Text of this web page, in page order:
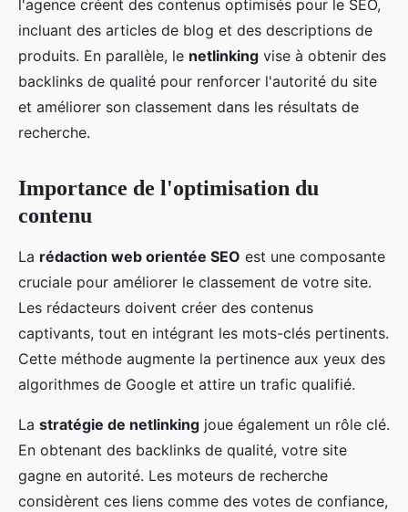
l'agence créent des contenus optimisés pour le SEO,
incluant des articles de blog et des descriptions de
produits. En parallèle, le netlinking vise à obtenir des
backlinks de qualité pour renforcer l'autorité du site
et améliorer son classement dans les résultats de
recherche.
Importance de l'optimisation du
contenu
La rédaction web orientée SEO est une composante
cruciale pour améliorer le classement de votre site.
Les rédacteurs doivent créer des contenus
captivants, tout en intégrant les mots-clés pertinents.
Cette méthode augmente la pertinence aux yeux des
algorithmes de Google et attire un trafic qualifié.
La stratégie de netlinking joue également un rôle clé.
En obtenant des backlinks de qualité, votre site
gagne en autorité. Les moteurs de recherche
considèrent ces liens comme des votes de confiance,